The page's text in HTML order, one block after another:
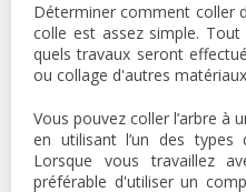
Déterminer comment coller
colle est assez simple.
quels travaux seront
ou collage d'autres
Vous pouvez coller l’arbre à
en utilisant l’un des types
Lorsque vous travaillez
préférable d'utiliser un